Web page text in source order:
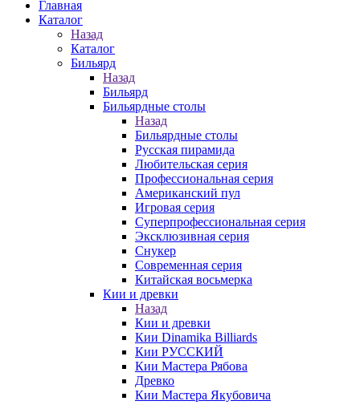
Главная
Каталог
Назад
Каталог
Бильярд
Назад
Бильярд
Бильярдные столы
Назад
Бильярдные столы
Русская пирамида
Любительская серия
Профессиональная серия
Американский пул
Игровая серия
Суперпрофессиональная серия
Эксклюзивная серия
Снукер
Современная серия
Китайская восьмерка
Кии и древки
Назад
Кии и древки
Кии Dinamika Billiards
Кии РУССКИЙ
Кии Мастера Рябова
Древко
Кии Мастера Якубовича